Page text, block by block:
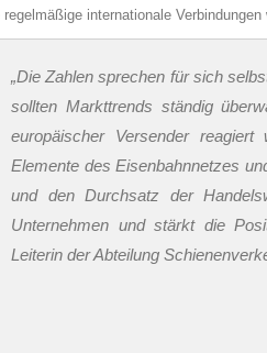
internationale Verbindungen
„Die Zahlen sprechen für sich
sollten Markttrends ständig
europäischer Versender reagiert
Elemente des Eisenbahnnetzes
und den Durchsatz der
Unternehmen und stärkt die
Leiterin der Abteilung